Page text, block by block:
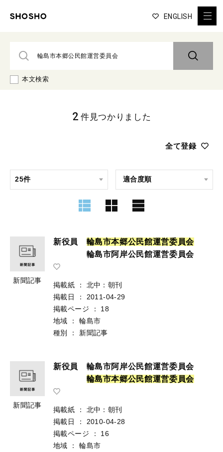
ENGLISH
本文検索
全て登録
2 件見つかりました
新聞記事
新役員 輪島市本郷公民館運営委 員会
輪島市阿岸公民館運営委員会
掲載紙 ：
北中：朝刊
掲載日
：
2011-04-29
掲載ページ
：
18
地域
：
輪島市
種別
： 新聞記事
新聞記事
新役員 輪島市阿岸公民館運営委員会
輪島市本郷公民館運営委 員会
掲載紙 ：
北中：朝刊
掲載日
：
2010-04-28
掲載ページ
：
16
地域
：
輪島市